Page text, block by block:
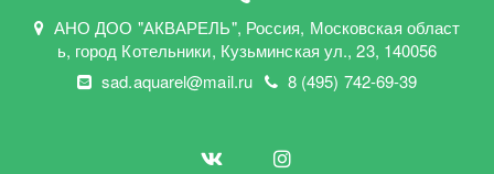
АНО ДОО "АКВАРЕЛЬ", Россия, Московская област
ь, город Котельники, Кузьминская ул.,23, 140056
sad.aquarel@mail.ru
8 (495) 742-69-39